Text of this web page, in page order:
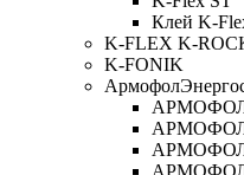
Клей K-
K-FLEX K-
K-FONIK
Армофол
АРМОФОЛ
АРМОФОЛ